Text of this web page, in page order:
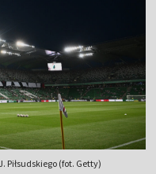
Piłsudskiego (fot. Getty)